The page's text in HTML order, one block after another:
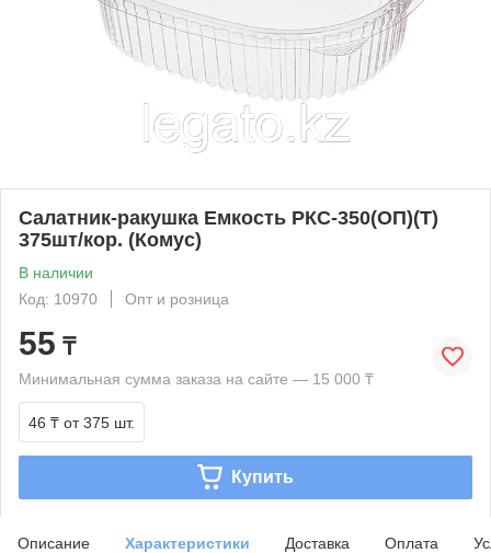
Салатник-ракушка Емкость РКС-350(ОП)(Т)
375шт/кор. (Комус)
В наличии
Код: 10970
Опт и розница
55 ₸
Минимальная сумма заказа на сайте — 15 000 ₸
46 ₸ от 375 шт.
Купить
Описание Характеристики Доставка Оплата